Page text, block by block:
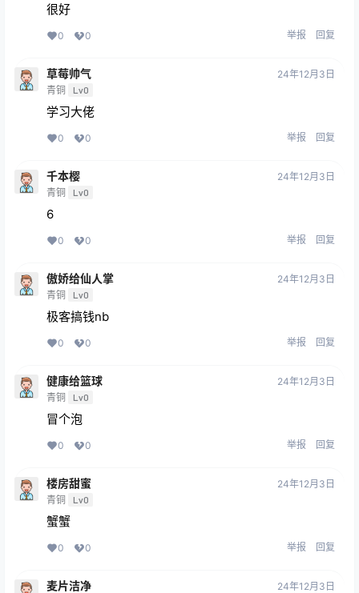
很好
0 0 举报 回复
草莓帅气
青铜 Lv0
24年12月3日
学习大佬
0 0 举报 回复
千本樱
青铜 Lv0
24年12月3日
6
0 0 举报 回复
傲娇给仙人掌
青铜 Lv0
24年12月3日
极客搞钱nb
0 0 举报 回复
健康给篮球
青铜 Lv0
24年12月3日
冒个泡
0 0 举报 回复
楼房甜蜜
青铜 Lv0
24年12月3日
蟹蟹
0 0 举报 回复
麦片洁净 24年12月3日